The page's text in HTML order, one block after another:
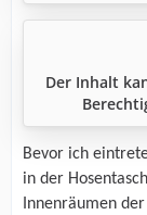
Der Inhalt
Bevor ich
in der
Innenräumen